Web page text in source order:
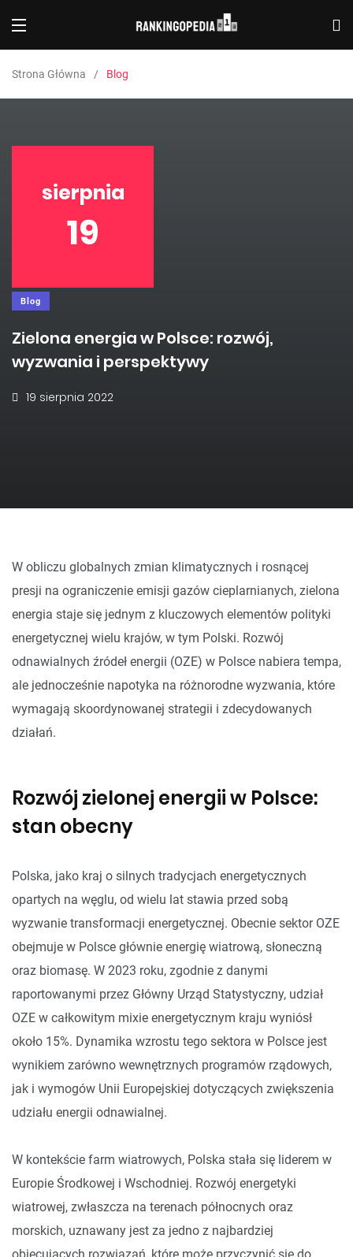
Strona Główna Blog
sierpnia
19
Blog
Zielona energia w Polsce: rozwój,
wyzwania i perspektywy
19 sierpnia 2022
W obliczu globalnych zmian klimatycznych i rosnącej
presji na ograniczenie emisji gazów cieplarnianych, zielona
energia staje się jednym z kluczowych elementów polityki
energetycznej wielu krajów, w tym Polski. Rozwój
odnawialnych źródeł energii (OZE) w Polsce nabiera tempa,
ale jednocześnie napotyka na różnorodne wyzwania, które
wymagają skoordynowanej strategii i zdecydowanych
działań.
Rozwój zielonej energii w Polsce:
stan obecny
Polska, jako kraj o silnych tradycjach energetycznych
opartych na węglu, od wielu lat stawia przed sobą
wyzwanie transformacji energetycznej. Obecnie sektor OZE
obejmuje w Polsce głównie energię wiatrową, słoneczną
oraz biomasę. W 2023 roku, zgodnie z danymi
raportowanymi przez Główny Urząd Statystyczny, udział
OZE w całkowitym mixie energetycznym kraju wyniósł
około 15%. Dynamika wzrostu tego sektora w Polsce jest
wynikiem zarówno wewnętrznych programów rządowych,
jak i wymogów Unii Europejskiej dotyczących zwiększenia
udziału energii odnawialnej.
W kontekście farm wiatrowych, Polska stała się liderem w
Europie Środkowej i Wschodniej. Rozwój energetyki
wiatrowej, zwłaszcza na terenach północnych oraz
morskich, uznawany jest za jedno z najbardziej